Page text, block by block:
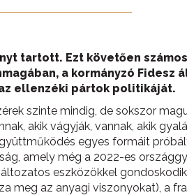
tartott. Ezt követően
a kormányzó
ellenzéki pártok politikáját.
szinte mindig, de sokszor
akik vágyják, vannak, akik
egyes formáit
amely még a 2022-es
eszközökkel
meg az anyagi viszonyokat), a